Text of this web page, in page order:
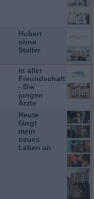
Hubert
ohne
Staller
In aller
Freundschaft
- Die
jungen
Ärzte
Heute
fängt
mein
neues
Leben an